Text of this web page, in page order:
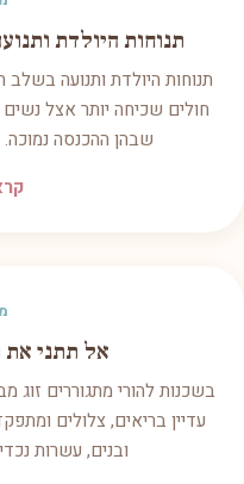
תנוחות היולדת
תנוחות היולדת ותנועה
חולים שכיחה יותר אצל
שבהן ההכנסה
אל תתני את
בשכנות להורי מתגוררים זוג
עדיין בריאים, צלולים
ובנים, עשרות